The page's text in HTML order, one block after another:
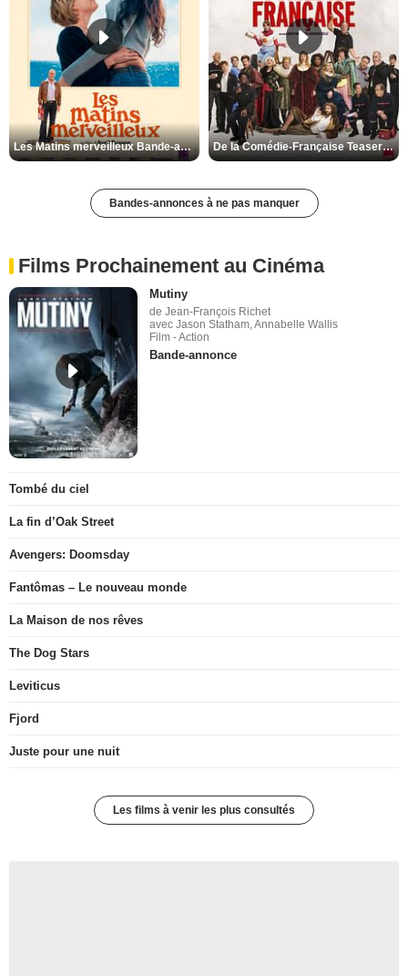
Les Matins merveilleux Bande-annonce VF De la Comédie-Française Teaser VF
Bandes-annonces à ne pas manquer
Films Prochainement au Cinéma
Mutiny
de Jean-François Richet
avec Jason Statham, Annabelle Wallis
Film - Action
Bande-annonce
Tombé du ciel
La fin d’Oak Street
Avengers: Doomsday
Fantômas – Le nouveau monde
La Maison de nos rêves
The Dog Stars
Leviticus
Fjord
Juste pour une nuit
Les films à venir les plus consultés